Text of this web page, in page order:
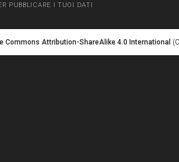
PUBBLICARE I TUOI DATI
Commons Attribution-ShareAlike 4.0 International